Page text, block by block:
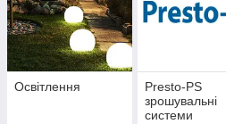
Освітлення
Presto-PS
зрошувальні
системи